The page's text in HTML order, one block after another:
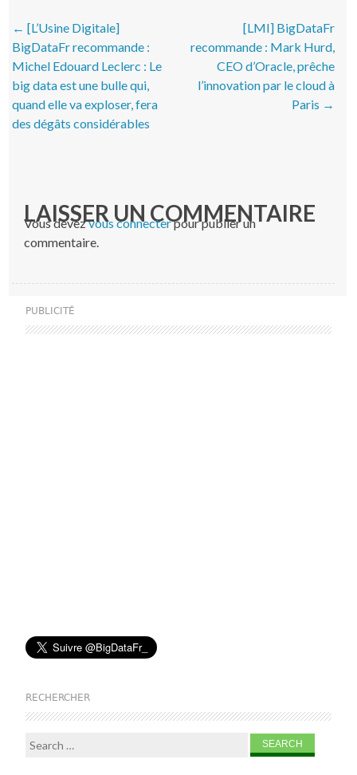
Post navigation
← [L’Usine Digitale]
BigDataFr recommande :
Michel Edouard Leclerc : Le
big data est une bulle qui,
quand elle va exploser, fera
des dégâts considérables
[LMI] BigDataFr
recommande : Mark Hurd,
CEO d’Oracle, prêche
l’innovation par le cloud à
Paris →
LAISSER UN COMMENTAIRE
Vous devezvous connecterpour publier un
commentaire.
PUBLICITÉ
RECHERCHER
Search for: